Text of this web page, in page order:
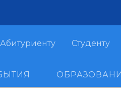
Абитуриенту Студенту